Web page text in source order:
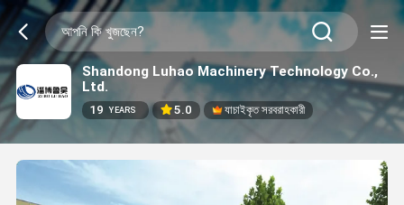
Shandong Luhao Machinery Technology Co.,
Ltd.
19 YEARS 5.0 যাচাইকৃত সরবরাহকারী